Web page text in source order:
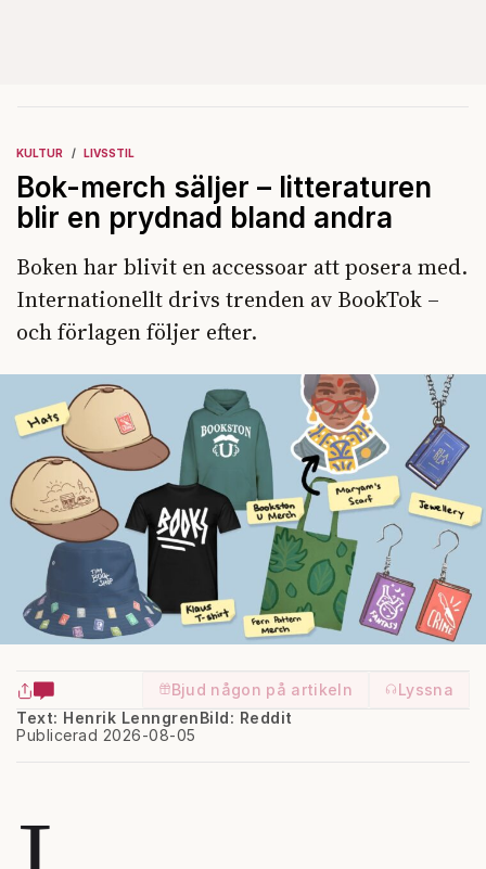
KULTUR LIVSSTIL
Bok-merch säljer – litteraturen
blir en prydnad bland andra
Boken har blivit en accessoar att posera med.
Internationellt drivs trenden av BookTok –
och förlagen följer efter.
Bjud någon på artikeln
Lyssna
Text: Henrik Lenngren
Publicerad 2026-08-05
Bild: Reddit